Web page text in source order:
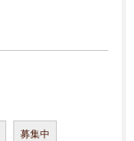
募集中